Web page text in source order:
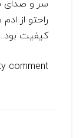
سر و صدای
راحتو از
کیفیت
comment